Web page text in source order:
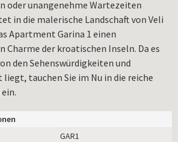
oder unangenehme Wartezeiten
in die malerische Landschaft von Veli
Apartment Garina 1 einen
Charme der kroatischen Inseln. Da es
den Sehenswürdigkeiten und
tauchen Sie im Nu in die reiche
GAR1